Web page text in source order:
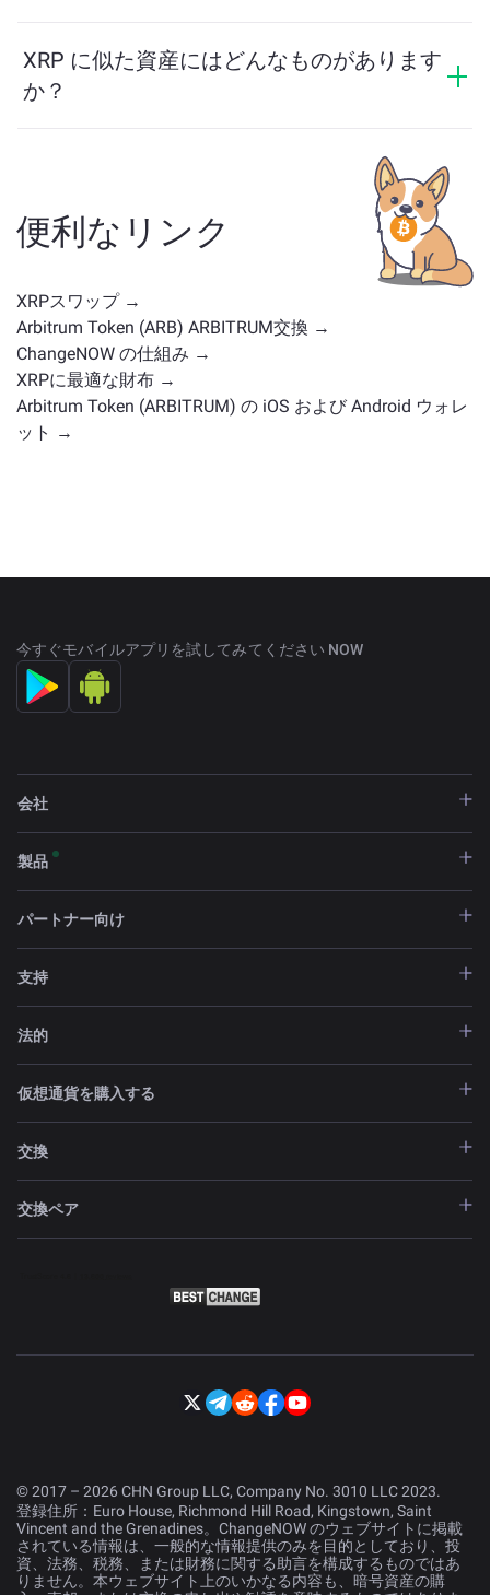
XRP に似た資産にはどんなものがあります
か？
— ステーブルコイン、ユーティリティトークン、ガバ
ナンスコイン、またはその他のタイプかどうかです。
一般的な代替案には、類似のユースケースや市場の位
置を持つ他の暗号通貨が含まれます。
メイン交換ペー
で利用可能なすべての資産を確認してください。
便利なリンク
XRPスワップ →
Arbitrum Token (ARB) ARBITRUM交換 →
ChangeNOW の仕組み →
XRPに最適な財布 →
Arbitrum Token (ARBITRUM) の iOS および Android ウォレ
ット →
今すぐモバイルアプリを試してみてください NOW
会社
製品
パートナー向け
支持
法的
仮想通貨を購入する
交換
交換ペア
© 2017 – 2026 CHN Group LLC, Company No. 3010 LLC 2023.
登録住所：Euro House, Richmond Hill Road, Kingstown, Saint
Vincent and the Grenadines。ChangeNOW のウェブサイトに掲載
されている情報は、一般的な情報提供のみを目的としており、投
資、法務、税務、または財務に関する助言を構成するものではあ
りません。本ウェブサイト上のいかなる内容も、暗号資産の購